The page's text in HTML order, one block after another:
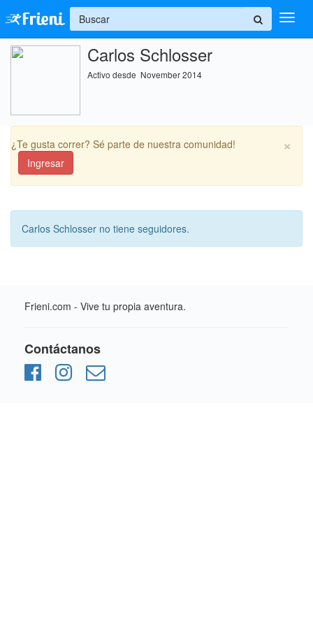
Ayuda
+
Carlos Schlosser
Activo desde November 2014
×
¿Te gusta correr? Sé parte de nuestra comunidad!
Ingresar
Carlos Schlosser no tiene seguidores.
Frieni.com - Vive tu propia aventura.
Contáctanos